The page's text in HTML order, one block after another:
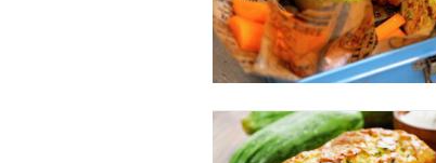
Free limited access